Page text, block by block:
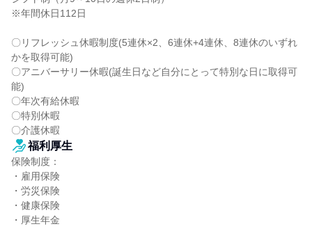
※年間休日112日
〇リフレッシュ休暇制度(5連休×2、6連休+4連休、8連休のいずれ
かを取得可能)
〇アニバーサリー休暇(誕生日など自分にとって特別な日に取得可
能)
〇年次有給休暇
〇特別休暇
〇介護休暇
福利厚生
保険制度：
・雇用保険
・労災保険
・健康保険
・厚生年金